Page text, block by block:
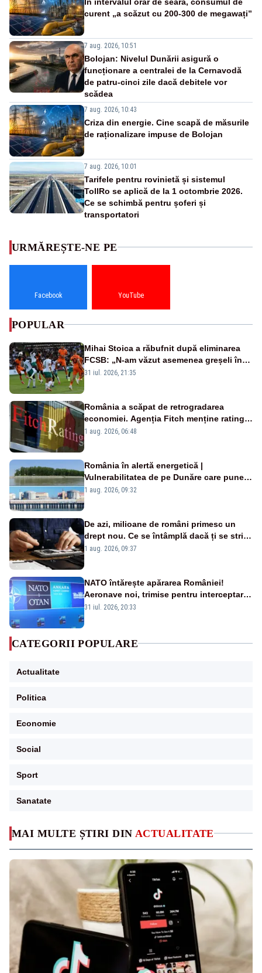
curent „a scăzut cu 200-300 de megawați”
7 aug. 2026, 10:51
Bolojan: Nivelul Dunării asigură o
funcționare a centralei de la Cernavodă
de patru-cinci zile dacă debitele vor
scădea
7 aug. 2026, 10:43
Criza din energie. Cine scapă de măsurile
de raționalizare impuse de Bolojan
7 aug. 2026, 10:01
Tarifele pentru rovinietă și sistemul
TollRo se aplică de la 1 octombrie 2026.
Ce se schimbă pentru șoferi și
transportatori
MAI MULTE ȘTIRI DIN ACTUALITATE
URMĂREȘTE-NE PE
Facebook YouTube
POPULAR
Mihai Stoica a răbufnit după eliminarea
FCSB: „N-am văzut asemenea greșeli în
190 de meciuri europene”
31 iul. 2026, 21:35
România a scăpat de retrogradarea
economiei. Agenția Fitch menține ratingul
„BBB-” cu perspectivă negativă
1 aug. 2026, 06:48
România în alertă energetică |
Vulnerabilitatea de pe Dunăre care pune
în pericol Centrala Cernavodă era
1 aug. 2026, 09:32
De azi, milioane de români primesc un
drept nou. Ce se întâmplă dacă ți se strică
un produs
1 aug. 2026, 09:37
NATO întărește apărarea României!
Aeronave noi, trimise pentru interceptarea
și distrugerea dronelor
31 iul. 2026, 20:33
CATEGORII POPULARE
Actualitate
Politica
Economie
Social
Sport
Sanatate